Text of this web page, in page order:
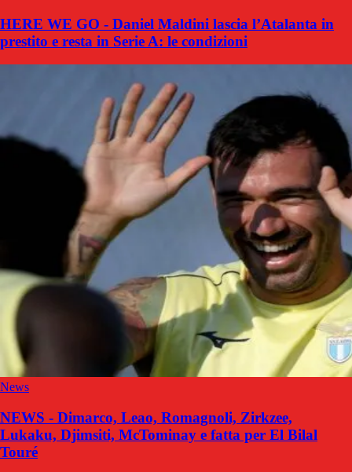
HERE WE GO - Daniel Maldini lascia l’Atalanta in
prestito e resta in Serie A: le condizioni
News
NEWS - Dimarco, Leao, Romagnoli, Zirkzee,
Lukaku, Djimsiti, McTominay e fatta per El Bilal
Touré